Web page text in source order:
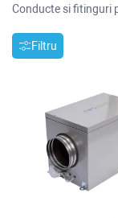
Conducte si fitinguri
Filtru